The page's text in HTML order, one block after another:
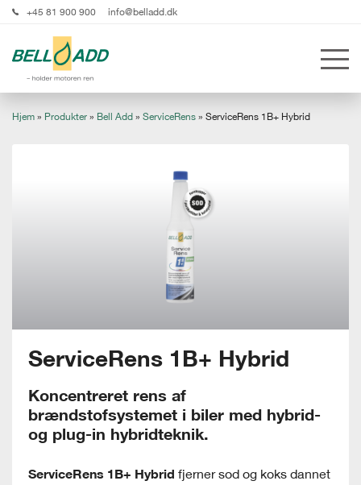
+45 81 900 900 info@belladd.dk
Hjem » Produkter » Bell Add » ServiceRens » ServiceRens 1B+ Hybrid
ServiceRens 1B+ Hybrid
Koncentreret rens af
brændstofsystemet i biler med hybrid-
og plug-in hybridteknik.
ServiceRens 1B+ Hybrid fjerner sod og koks dannet